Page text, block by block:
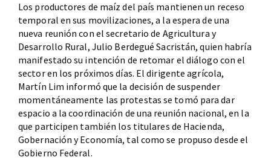
Los productores de maíz del país mantienen un receso
temporal en sus movilizaciones, a la espera de una
nueva reunión con el secretario de Agricultura y
Desarrollo Rural, Julio Berdegué Sacristán, quien habría
manifestado su intención de retomar el diálogo con el
sector en los próximos días. El dirigente agrícola,
Martín Lim informó que la decisión de suspender
momentáneamente las protestas se tomó para dar
espacio a la coordinación de una reunión nacional, en la
que participen también los titulares de Hacienda,
Gobernación y Economía, tal como se propuso desde el
Gobierno Federal.